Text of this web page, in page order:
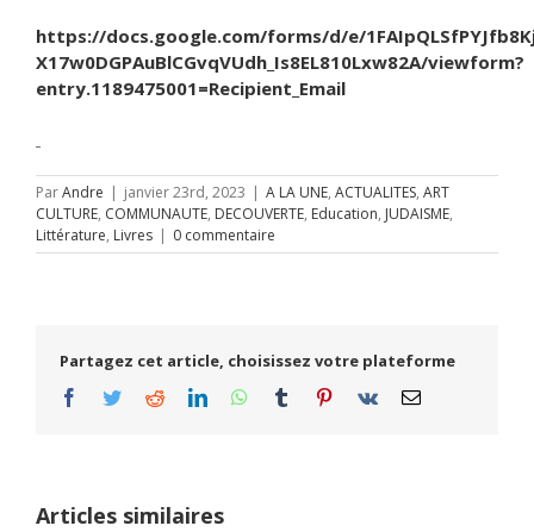
https://docs.google.com/forms/d/e/
X17w0DGPAuBlCGvqVUdh_Is8EL810Lxw82A/viewform?
entry.1189475001=Recipient_Email
ParAndre | janvier 23rd, 2023 | A LA UNE, ACTUALITES, ART
CULTURE, COMMUNAUTE, DECOUVERTE, Education, JUDAISME,
Littérature, Livres | 0 commentaire
Partagez cet article, choisissez votre plateforme
Facebook
TwitterRedditLinkedInWhatsApp
Tumblr Pinterest
Vk Email
Articles similaires